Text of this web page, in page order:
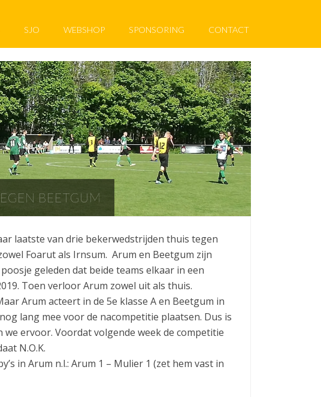
SJO WEBSHOP SPONSORING CONTACT
BEETGUM
laatste van drie bekerwedstrijden thuis tegen
Foarut als Irnsum. Arum en Beetgum zijn
geleden dat beide teams elkaar in een
Toen verloor Arum zowel uit als thuis.
Arum acteert in de 5e klasse A en Beetgum in
lang mee voor de nacompetitie plaatsen. Dus is
ervoor. Voordat volgende week de competitie
N.O.K.
in Arum n.l.: Arum 1 – Mulier 1 (zet hem vast in